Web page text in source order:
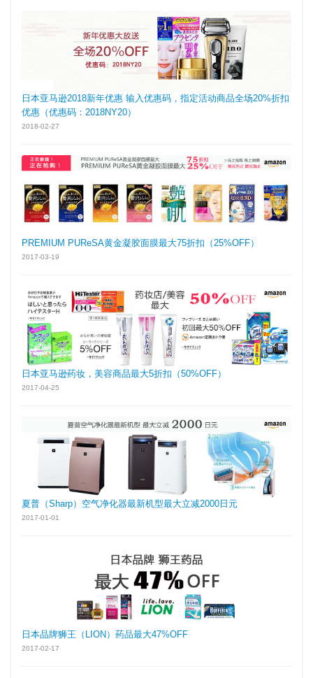
日本亚马逊2018新年优惠 输入优惠码，指定活动商品全场20%折扣
优惠（优惠码：2018NY20）
2018-02-27
PREMIUM PUReSA黄金凝胶面膜最大75折扣（25%OFF）
2017-03-19
日本亚马逊药妆，美容商品最大5折扣（50%OFF）
2017-04-25
夏普（Sharp）空气净化器最新机型最大立减2000日元
2017-01-01
日本品牌狮王（LION）药品最大47%OFF
2017-02-17